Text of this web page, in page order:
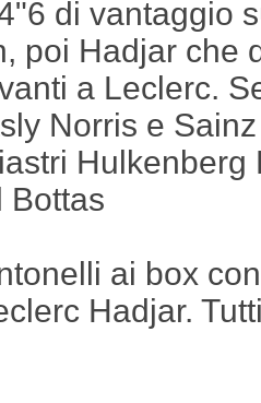
di vantaggio
poi Hadjar che
a Leclerc.
Norris e
Hulkenberg
Bottas
ai box
Hadjar.